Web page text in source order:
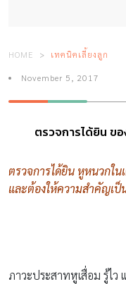
HOME เทคนิคเลี้ยงลูก
November 5, 2017
ตรวจการได้ยิน ข
ตรวจการได้ยิน หูหนวกใ
และต้องให้ความสำคัญเป็
ภาวะประสาทหูเสื่อม รู้ไว